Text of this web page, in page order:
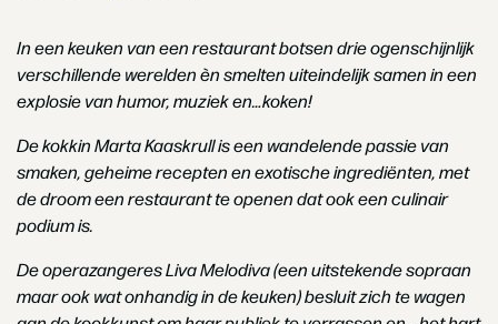
In een keuken van een restaurant botsen drie ogenschijnlijk
verschillendewerelden èn smelten uiteindelijk samen in een
explosie van humor, muziek en…koken!
De kokkin Marta Kaaskrull is een wandelende passie van
smaken,geheime recepten en exotische ingrediënten, met
de droom eenrestaurant te openen dat ook een culinair
podium is.
De operazangeres Liva Melodiva (een uitstekende sopraan
maar ookwat onhandig in de keuken) besluit zich te wagen